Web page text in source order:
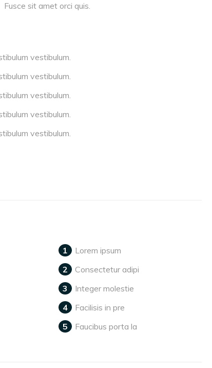
Fusce sit amet orci quis.
vestibulum.
vestibulum.
vestibulum.
vestibulum.
vestibulum.
Lorem ipsum
Consectetur adipi
Integer molestie
Facilisis in pre
Faucibus porta la